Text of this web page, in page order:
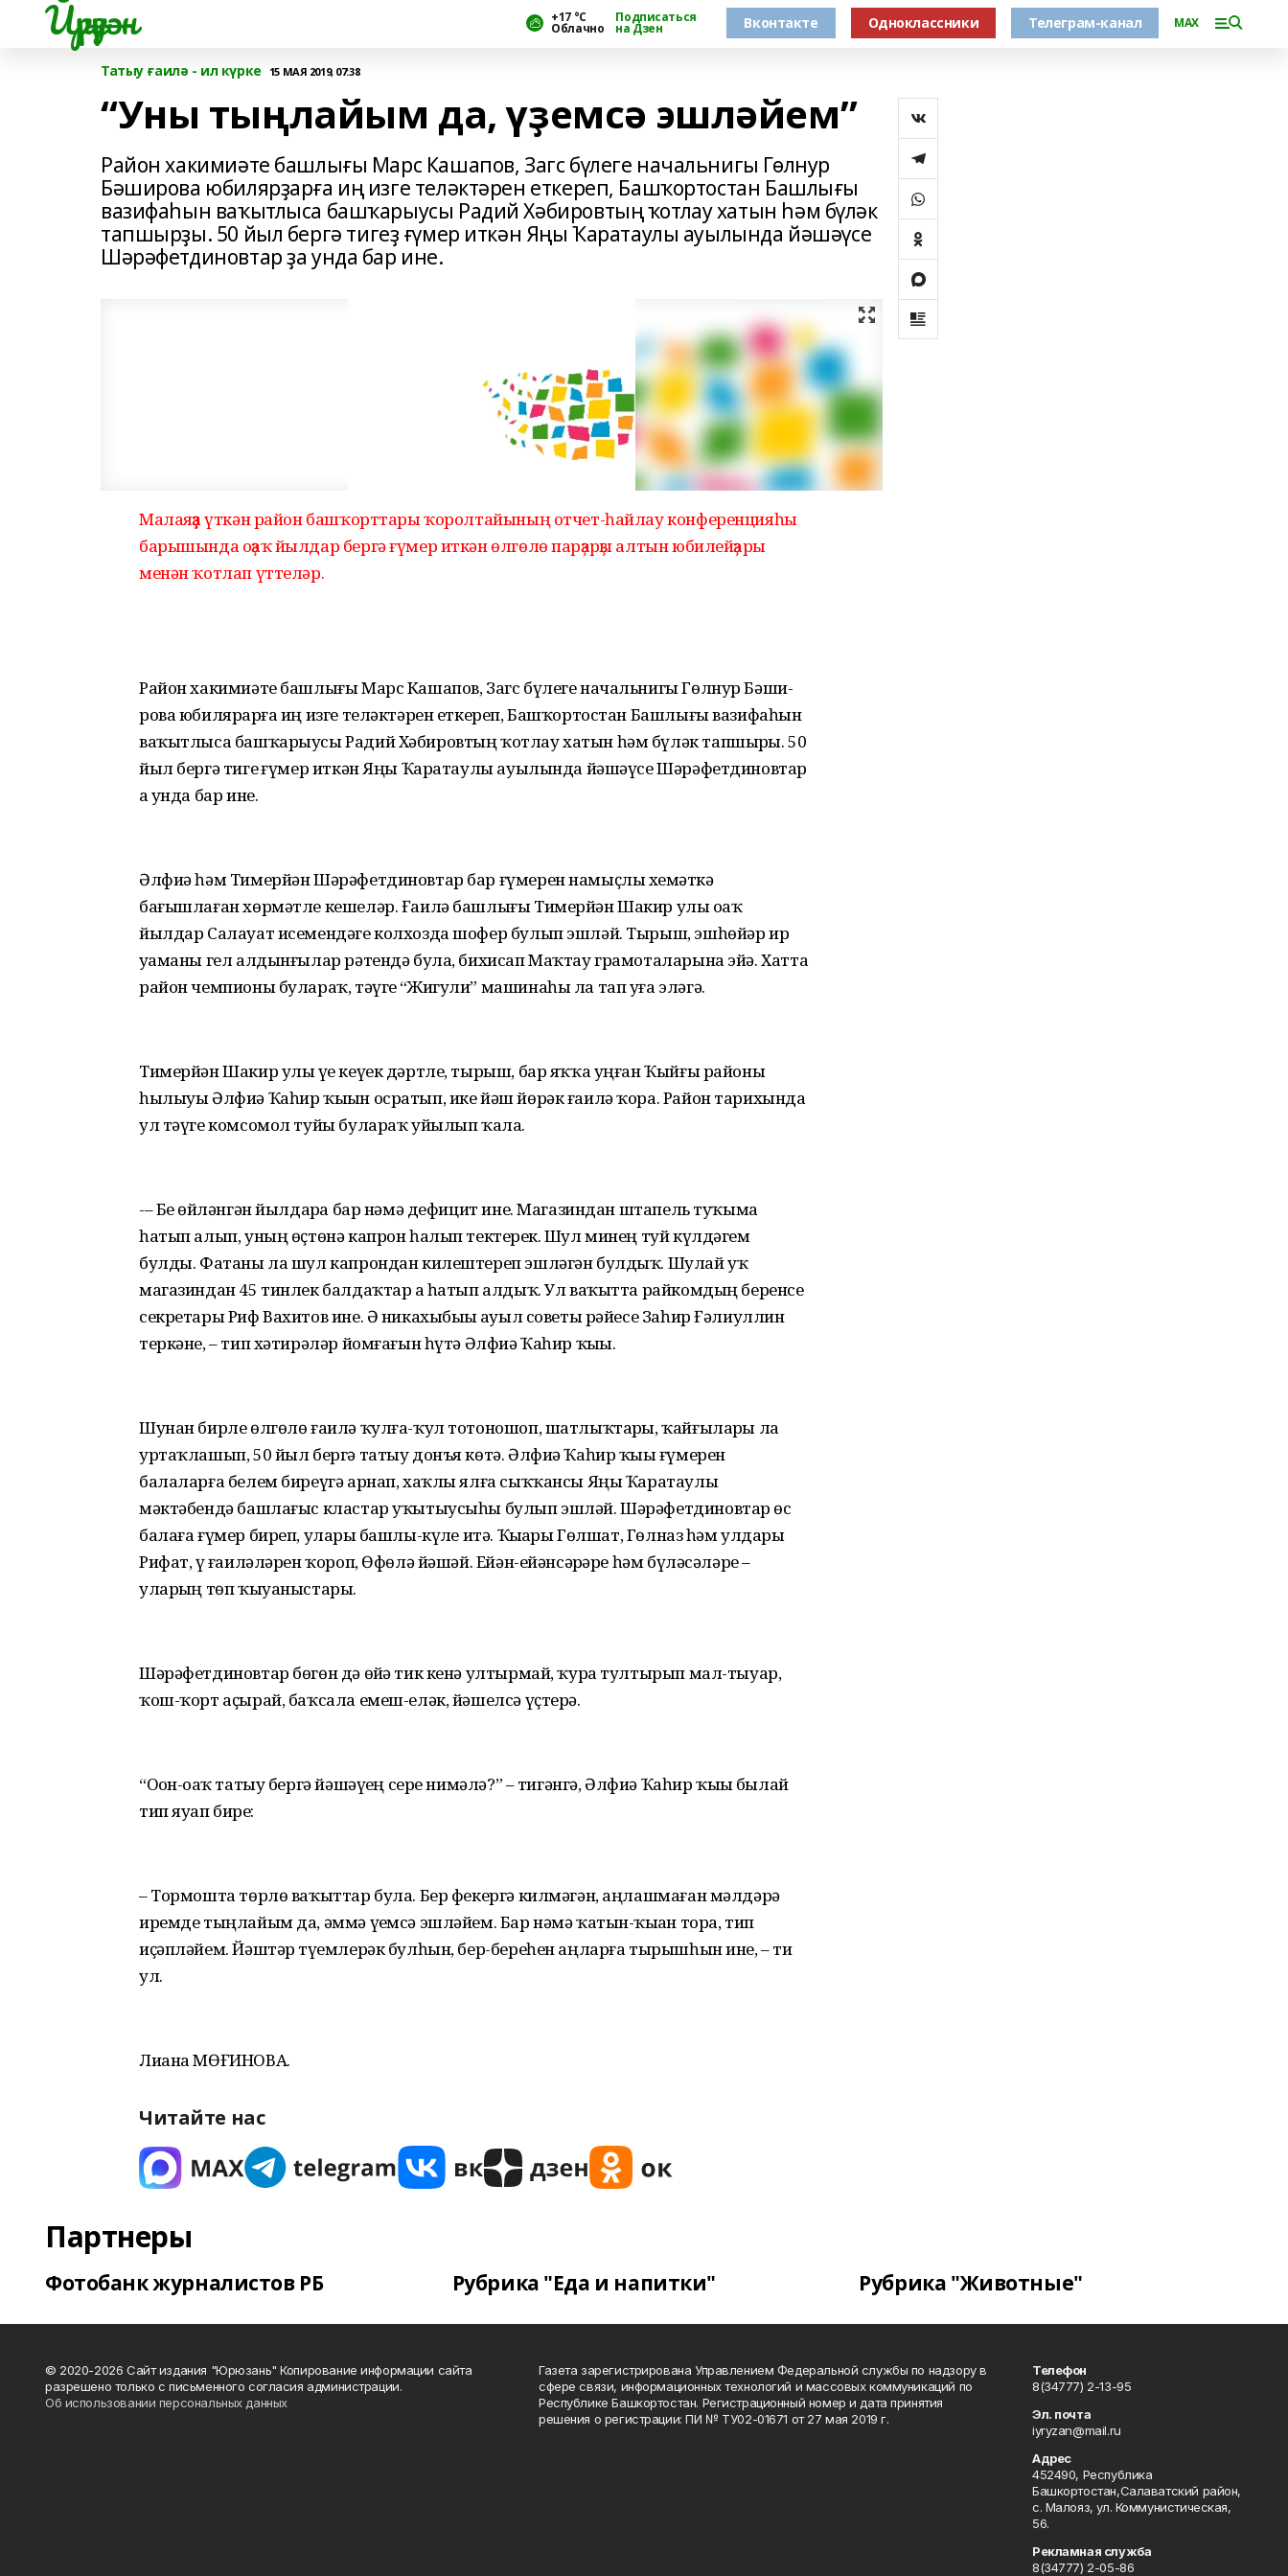
Йүрүҙән +17 °С
Облачно
Подписаться
на Дзен Вконтакте Одноклассники Телеграм-канал MAX
Татыу ғаилә - ил күрке 15 МАЯ 2019, 07:38
“Уны тыңлайым да, үҙемсә эшләйем”
Район хакимиәте башлығы Марс Кашапов, Загс бүлеге начальнигы Гөлнур
Бәши­рова юбилярҙарға иң изге теләктәрен еткереп, Башҡортостан Башлығы
вазифаһын ваҡытлыса башҡарыусы Радий Хәби­ровтың ҡотлау хатын һәм бүләк
тапшырҙы. 50 йыл бергә тигеҙ ғүмер иткән Яңы Ҡаратаулы ауылында йәшәүсе
Шәрәфет­динов­тар ҙа унда бар ине.
Малаяҙҙа үткән район башҡорттары ҡоролтайының отчет-һайлау конференцияһы
барышында оҙаҡ йылдар бергә ғүмер иткән өлгөлө парҙарҙы алтын юбилейҙары
менән ҡотлап үттеләр.
Район хакимиәте башлығы Марс Кашапов, Загс бүлеге начальнигы Гөлнур Бәши­
рова юбилярҙарға иң изге теләктәрен еткереп, Башҡортостан Башлығы вазифаһын
ваҡытлыса башҡарыусы Радий Хәби­ровтың ҡотлау хатын һәм бүләк тапшырҙы. 50
йыл бергә тигеҙ ғүмер иткән Яңы Ҡаратаулы ауылында йәшәүсе Шәрәфет­динов­тар
ҙа унда бар ине.
Әлфиә һәм Тимерйән Шәрәфет­диновтар бар ғүмерен намыҫлы хеҙмәткә
бағышлаған хөрмәтле кешеләр. Ғаилә башлығы Тимерйән Шакир улы оҙаҡ
йылдар Салауат исемендәге колхозда шофер булып эшләй. Тырыш, эшһөйәр ир
уҙаманы гел алдынғылар рәтендә була, бихисап Маҡтау грамоталарына эйә. Хатта
район чемпионы булараҡ, тәүге “Жигули” машинаһы ла тап уға эләгә.
Тимерйән Шакир улы үҙе кеүек дәртле, тырыш, бар яҡҡа уңған Ҡыйғы районы
һылыуы Әлфиә Ҡаһир ҡыҙын осратып, ике йәш йөрәк ғаилә ҡора. Район тарихында
ул тәүге комсомол туйы булараҡ уйылып ҡала.
-– Беҙ өйләнгән йылдарҙа бар нәмә дефицит ине. Магазиндан штапель туҡыма
һатып алып, уның өҫтөнә капрон һалып тектерҙек. Шул минең туй күлдәгем
булды. Фатаны ла шул капрондан килештереп эшләгән булдыҡ. Шулай уҡ
магазиндан 45 тинлек балдаҡтар ҙа һатып алдыҡ. Ул ваҡытта райкомдың беренсе
секретары Риф Вахитов ине. Ә никахыбыҙҙы ауыл советы рәйесе Заһир Ғәлиуллин
теркәне, – тип хәтирәләр йомғағын һүтә Әлфиә Ҡаһир ҡыҙы.
Шунан бирле өлгөлө ғаилә ҡулға-ҡул тотоношоп, шатлыҡтарҙы, ҡайғыларҙы ла
уртаҡлашып, 50 йыл бергә татыу донъя көтә. Әлфиә Ҡаһир ҡыҙы ғүмерен
балаларға белем биреүгә арнап, хаҡлы ялға сыҡҡансы Яңы Ҡаратаулы
мәктәбендә башлағыс кластар уҡытыусыһы булып эшләй. Шәрәфетдиновтар өс
балаға ғүмер биреп, уларҙы башлы-күҙле итә. Ҡыҙҙары Гөлшат, Гөлназ һәм улдары
Рифат, үҙ ғаиләләрен ҡороп, Өфөлә йәшәй. Ейән-ейәнсәрҙәре һәм бүләсәләре –
уларҙың төп ҡыуаныстары.
Шәрәфетдиновтар бөгөн дә өйҙә тик кенә ултырмай, ҡура тултырып мал-тыуар,
ҡош-ҡорт аҫырай, баҡсала емеш-еләк, йәшелсә үҫтерә.
“Оҙон-оҙаҡ татыу бергә йәшәүҙең сере нимәлә?” – тигәнгә, Әлфиә Ҡаһир ҡыҙы былай
тип яуап бирҙе:
– Тормошта төрлө ваҡыттар була. Бер фекергә килмәгән, аңлашмаған мәлдәрҙә
иремде тыңлайым да, әммә үҙемсә эшләйем. Бар нәмә ҡатын-ҡыҙҙан тора, тип
иҫәпләйем. Йәштәр түҙемлерәк булһын, бер-береһен аңларға тырышһын ине, – ти
ул.
Лиана МӨҒИНОВА.
Читайте нас
Партнеры
Фотобанк журналистов РБ Рубрика "Еда и напитки" Рубрика "Животные"
© 2020-2026 Сайт издания "Юрюзань" Копирование информации сайта
разрешено только с письменного согласия администрации.
Об использовании персональных данных
Газета зарегистрирована Управлением Федеральной службы по надзору в
сфере связи, информационных технологий и массовых коммуникаций по
Республике Башкортостан. Регистрационный номер и дата принятия
решения о регистрации: ПИ № ТУ02-01671 от 27 мая 2019 г.
Телефон
8(34777) 2-13-95
Эл. почта
iyryzan@mail.ru
Адрес
452490, Республика
Башкортостан,Салаватский район,
с. Малояз, ул. Коммунистическая,
56.
Рекламная служба
8(34777) 2-05-86